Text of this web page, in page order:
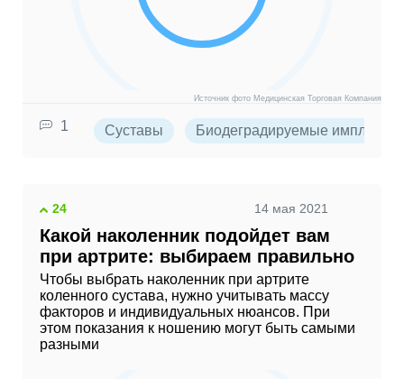
Источник фото Медицинская Торговая Компания
1 Суставы Биодеградируемые импланты
24 14 мая 2021
Какой наколенник подойдет вам
при артрите: выбираем правильно
Чтобы выбрать наколенник при артрите
коленного сустава, нужно учитывать массу
факторов и индивидуальных нюансов. При
этом показания к ношению могут быть самыми
разными